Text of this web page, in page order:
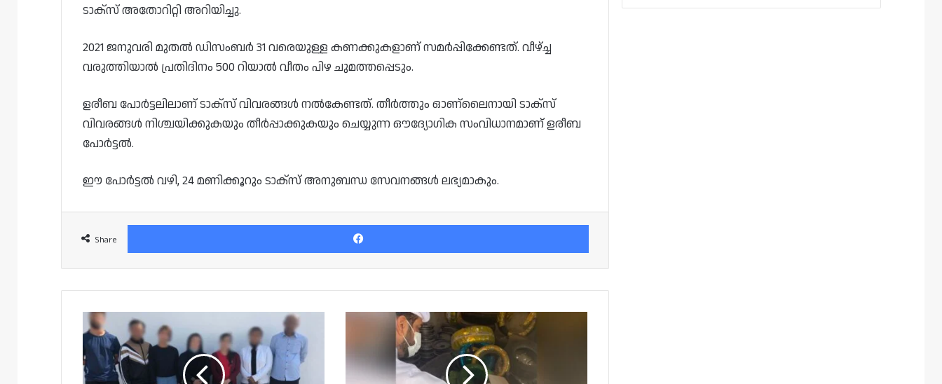
ടാക്‌സ് അതോറിറ്റി അറിയിച്ചു.
2021 ജനുവരി മുതൽ ഡിസംബർ 31 വരെയുള്ള കണക്കുകളാണ് സമർപ്പിക്കേണ്ടത്. വീഴ്ച്ച
വരുത്തിയാൽ പ്രതിദിനം 500 റിയാൽ വീതം പിഴ ചുമത്തപ്പെടും.
ളരീബ പോർട്ടലിലാണ് ടാക്‌സ് വിവരങ്ങൾ നൽകേണ്ടത്. തീർത്തും ഓണ്ലൈനായി ടാക്‌സ്
വിവരങ്ങൾ നിശ്ചയിക്കുകയും തീർപ്പാക്കുകയും ചെയ്യുന്ന ഔദ്യോഗിക സംവിധാനമാണ് ളരീബ
പോർട്ടൽ.
ഈ പോർട്ടൽ വഴി, 24 മണിക്കൂറും ടാക്‌സ് അനുബന്ധ സേവനങ്ങൾ ലഭ്യമാകും.
Share
Facebook
സോഷ്യൽ
മീഡിയ
പരസ്യം
വഴി
വീട്ടുജോലിക്കാരെ
ഉപയോഗിച്ച
പുതിയതായി
കാണിച്ച
കാർ